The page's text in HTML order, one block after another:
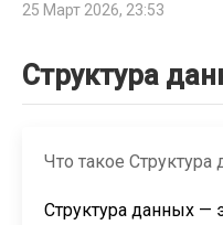
25 Март 2026, 23:53
Структура
Что такое Структура
Структура данных —